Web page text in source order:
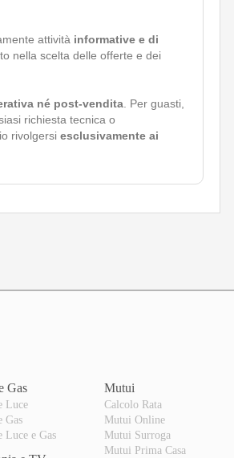
attività informative e di
nella scelta delle offerte e dei
né post-vendita . Per guasti,
richiesta tecnica o
rivolgersi esclusivamente ai
Gas
Luce
Gas
Luce e Gas
Mutui
Calcolo Rata
Mutui Online
Mutui Surroga
Mutui Prima Casa